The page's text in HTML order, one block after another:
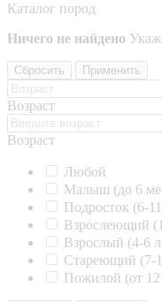
Каталог пород
Ничего не найдено
Сбросить Применить
Возраст
Возраст
Любой
Малыш (до 6
Подросток (6-
Взрослеющий
Взрослый (4-6
Стареющий (7-
Пожилой (от 12